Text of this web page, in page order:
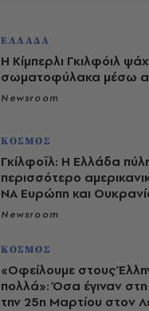
ΕΛΛΑΔΑ
Η Κίμπερλι Γκιλφόιλ
σωματοφύλακα μέσω
Newsroom
ΚΟΣΜΟΣ
Γκίλφοϊλ: Η Ελλάδα
περισσότερο
ΝΑ Ευρώπη και
Newsroom
ΚΟΣΜΟΣ
«Οφείλουμε στους
πολλά»: Όσα έγιναν στη
την 25η Μαρτίου στον